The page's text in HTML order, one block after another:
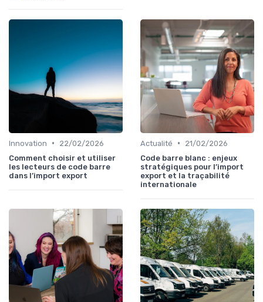
Innovation •
22/02/2026
Comment choisir et utiliser
les lecteurs de code barre
dans l’import export
Actualité •
21/02/2026
Code barre blanc : enjeux
stratégiques pour l’import
export et la traçabilité
internationale